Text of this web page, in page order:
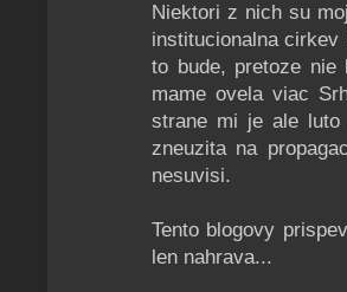
Niektori z nich su
institucionalna cirkev
to bude, pretoze
mame ovela viac
strane mi je ale luto
zneuzita na
nesuvisi.
Tento blogovy
len nahrava...